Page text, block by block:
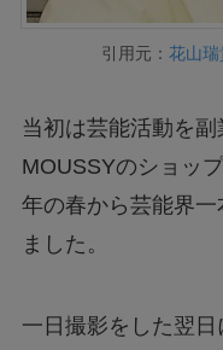
引用元： 花山瑞
当初は芸能活動を副
MOUSSYのショッ
年の春から芸能界
ました。
一日撮影をした翌